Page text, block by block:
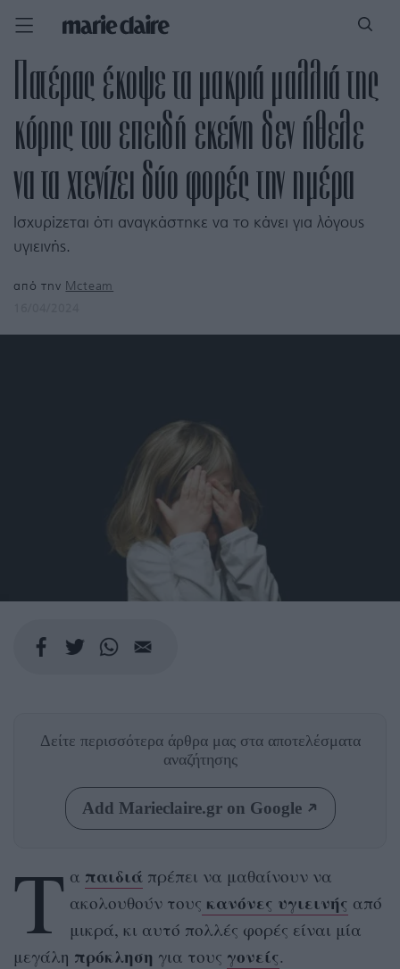
Πατέρας έκοψε τα μακριά μαλλιά της
κόρης του επειδή εκείνη δεν ήθελε
να τα χτενίζει δύο φορές την ημέρα
Ισχυρίζεται ότι αναγκάστηκε να το κάνει για λόγους
υγιεινής.
από την Mcteam
Δείτε περισσότερα άρθρα μας στα αποτελέσματα
αναζήτησης
Add Marieclaire.gr on Google
Τ α παιδιάπρέπει να μαθαίνουν να
ακολουθούν τους κανόνες υγιεινής από
μικρά, κι αυτό πολλές φορές είναι μία
μεγάλη πρόκληση για τους γονείς.